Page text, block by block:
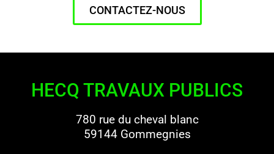
CONTACTEZ-NOUS
HECQ TRAVAUX PUBLICS
780 rue du cheval blanc
59144 Gommegnies